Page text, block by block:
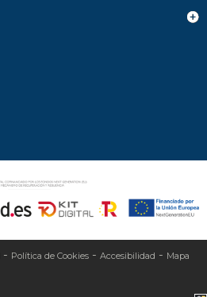
- Política de Cookies - Accesibilidad - Mapa